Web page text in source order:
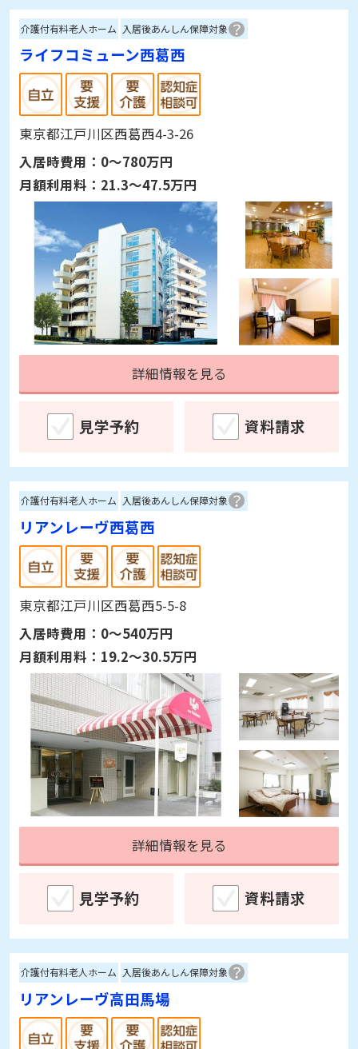
介護付有料老人ホーム 入居後あんしん保障対象
ライフコミューン西葛西
東京都江戸川区西葛西4-3-26
入居時費用： 0～780万円
月額利用料： 21.3～47.5万円
詳細情報を見る
見学予約 資料請求
介護付有料老人ホーム 入居後あんしん保障対象
リアンレーヴ西葛西
東京都江戸川区西葛西5-5-8
入居時費用： 0～540万円
月額利用料： 19.2～30.5万円
詳細情報を見る
見学予約 資料請求
介護付有料老人ホーム 入居後あんしん保障対象
リアンレーヴ高田馬場